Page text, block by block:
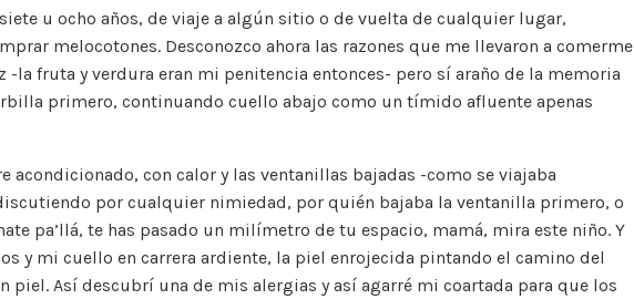
c
e
b
o
k
it
te
r
ai
l
p
y
Li
k
ai
l
gr
a
m
at
s
A
p
m
p
ar
r
u ocho años, de viaje a algún sitio o de vuelta de cualquier lugar,
melocotones. Desconozco ahora las razones que me llevaron a comerme
-la fruta y verdura eran mi penitencia entonces- pero sí araño de la memoria
primero, continuando cuello abajo como un tímido afluente apenas
acondicionado, con calor y las ventanillas bajadas -como se viajaba
por cualquier nimiedad, por quién bajaba la ventanilla primero, o
pa’llá, te has pasado un milímetro de tu espacio, mamá, mira este niño. Y
y mi cuello en carrera ardiente, la piel enrojecida pintando el camino del
piel. Así descubrí una de mis alergias y así agarré mi coartada para que los